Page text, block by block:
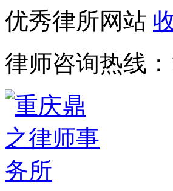
优秀律所网站
律师咨询热线：